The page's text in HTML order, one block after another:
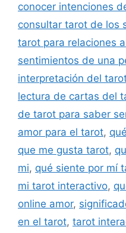
conocer intenciones
consultar tarot de los
tarot para relaciones
sentimientos de una
interpretación del
lectura de cartas del
de tarot para saber
amor para el tarot,
que me gusta tarot,
mi, qué siente por mí
mi tarot interactivo,
online amor,
en el tarot, tarot